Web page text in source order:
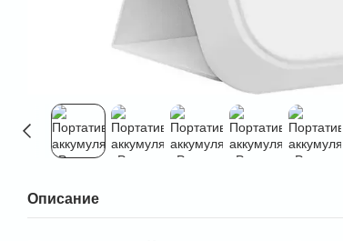
Описание